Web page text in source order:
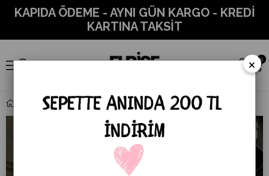
KAPIDA ÖDEME - AYNI GÜN KARGO - KREDİ
KARTINA TAKSİT
0
Zr model yaka detay bluz - BEYAZ
×